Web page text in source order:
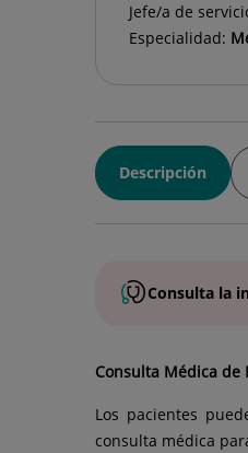
Jefe/a de
Especialidad:
Descripción
Consulta la
Consulta Médica de
Los pacientes
consulta médica